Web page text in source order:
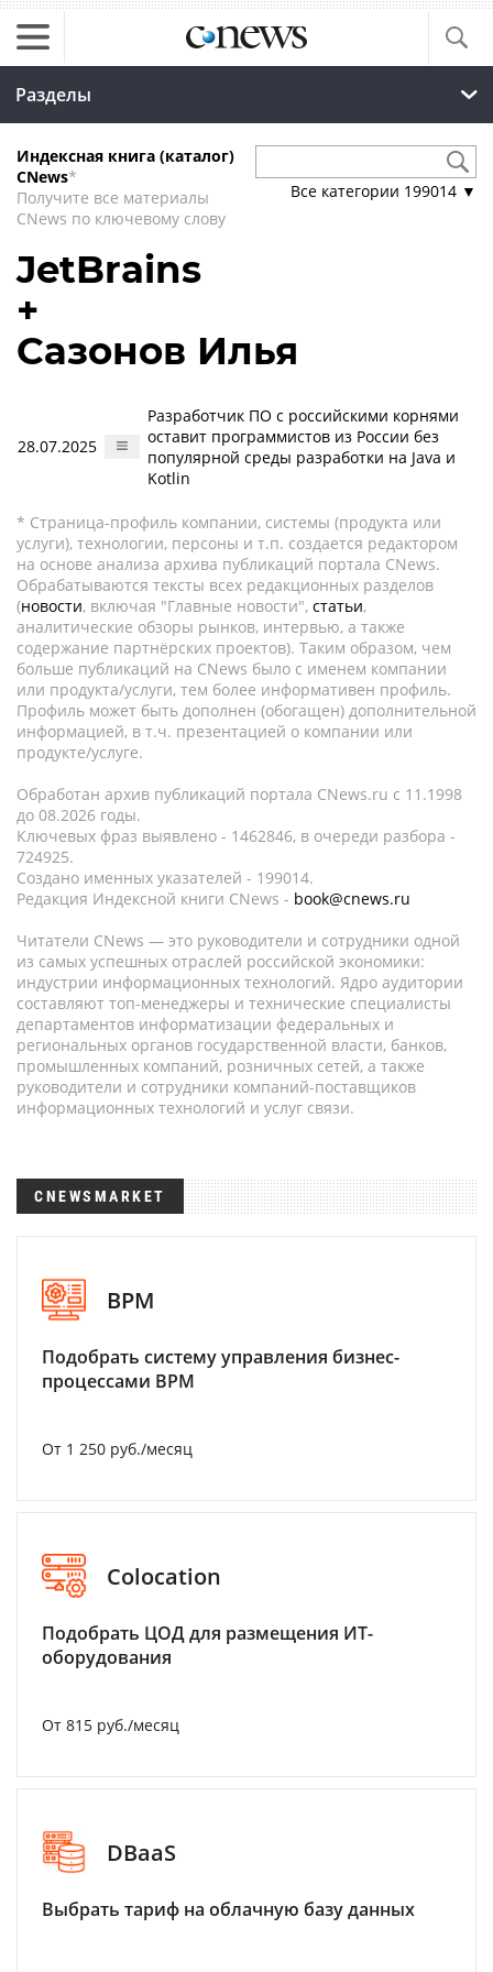
Разделы
Индексная книга (каталог)
CNews*
Получите все материалы
CNews по ключевому слову
Все категории 199014 ▼
JetBrains
+
Сазонов Илья
28.07.2025
Разработчик ПО с российскими корнями
оставит программистов из России без
популярной среды разработки на Java и
Kotlin
* Страница-профиль компании, системы (продукта или
услуги), технологии, персоны и т.п. создается редактором
на основе анализа архива публикаций портала CNews.
Обрабатываются тексты всех редакционных разделов
(новости, включая "Главные новости", статьи,
аналитические обзоры рынков, интервью, а также
содержание партнёрских проектов). Таким образом, чем
больше публикаций на CNews было с именем компании
или продукта/услуги, тем более информативен профиль.
Профиль может быть дополнен (обогащен) дополнительной
информацией, в т.ч. презентацией о компании или
продукте/услуге.
Обработан архив публикаций портала CNews.ru c 11.1998
до 08.2026 годы.
Ключевых фраз выявлено - 1462846, в очереди разбора -
724925.
Создано именных указателей - 199014.
Редакция Индексной книги CNews - book@cnews.ru
Читатели CNews — это руководители и сотрудники одной
из самых успешных отраслей российской экономики:
индустрии информационных технологий. Ядро аудитории
составляют топ-менеджеры и технические специалисты
департаментов информатизации федеральных и
региональных органов государственной власти, банков,
промышленных компаний, розничных сетей, а также
руководители и сотрудники компаний-поставщиков
информационных технологий и услуг связи.
CNEWSMARKET
BPM
Подобрать систему управления бизнес-
процессами BPM
От 1 250 руб./месяц
Colocation
Подобрать ЦОД для размещения ИТ-
оборудования
От 815 руб./месяц
DBaaS
Выбрать тариф на облачную базу данных